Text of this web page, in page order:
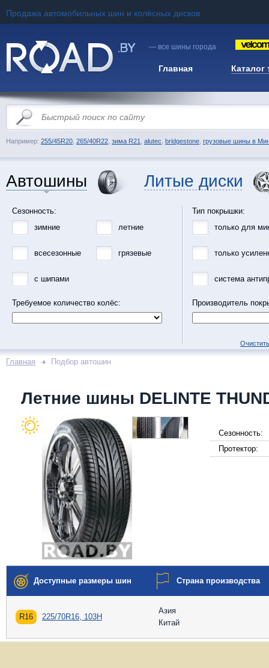
Продажа автомобильных шин и колёсных дисков
— все шины города
Главная Каталог
Например: 255/45R20 265/40R22 зима R21 alutec bridgestone грузовые шины в
Автошины Литые диски
Сезонность:
зимние
летние
всесезонные грязевые
с шипами
Требуемое количество колёс:
Тип покрышки:
только для
только
система
Производитель
Главная Подбор автошин
Летние шины DELINTE
Сезонность:
Протектор:
Доступные размеры шин Страна производства
R16 225/70R16, 103H
Азия
Китай